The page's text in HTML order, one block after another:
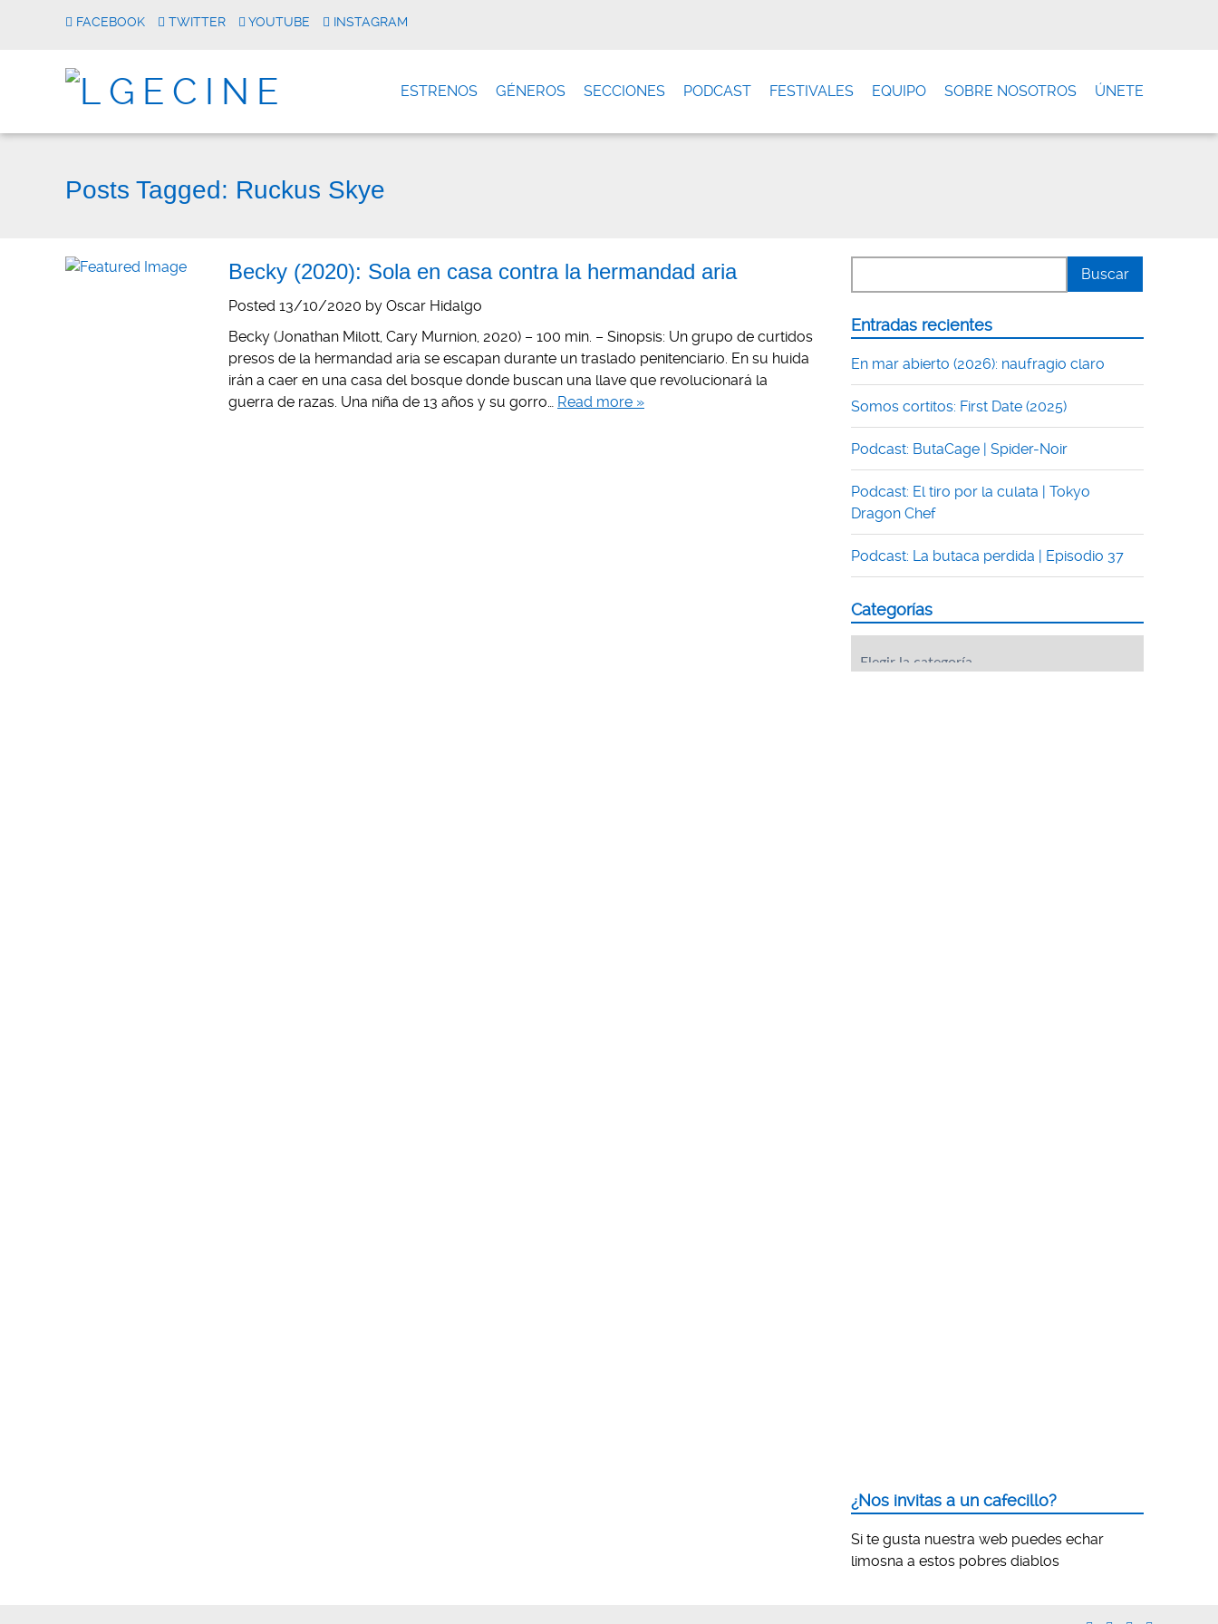
FACEBOOK TWITTER YOUTUBE INSTAGRAM
ESTRENOS GÉNEROS SECCIONES PODCAST FESTIVALES EQUIPO SOBRE NOSOTROS ÚNETE
Posts Tagged: Ruckus Skye
Becky (2020): Sola en casa contra la hermandad aria
Posted 13/10/2020 by Oscar Hidalgo
Becky (Jonathan Milott, Cary Murnion, 2020) – 100 min. – Sinopsis: Un grupo de curtidos
presos de la hermandad aria se escapan durante un traslado penitenciario. En su huida
irán a caer en una casa del bosque donde buscan una llave que revolucionará la
guerra de razas. Una niña de 13 años y su gorro… Read more »
Entradas recientes
En mar abierto (2026): naufragio claro
Somos cortitos: First Date (2025)
Podcast: ButaCage | Spider-Noir
Podcast: El tiro por la culata | Tokyo
Dragon Chef
Podcast: La butaca perdida | Episodio 37
Categorías
¿Nos invitas a un cafecillo?
Si te gusta nuestra web puedes echar
limosna a estos pobres diablos